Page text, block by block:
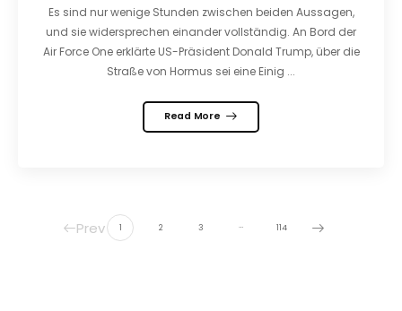
Es sind nur wenige Stunden zwischen beiden Aussagen,
und sie widersprechen einander vollständig. An Bord der
Air Force One erklärte US-Präsident Donald Trump, über die
Straße von Hormus sei eine Einig ...
Read More
Prev 1 2 3 … 114